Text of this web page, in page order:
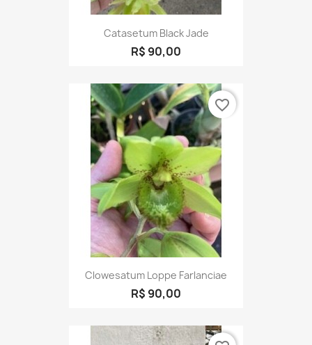
Catasetum Black Jade
R$ 90,00
Clowesatum Loppe Farlanciae
R$ 90,00
favorite_border